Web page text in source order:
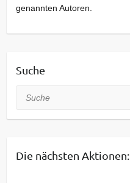
genannten Autoren.
Suche
Suche
Die nächsten Aktionen: